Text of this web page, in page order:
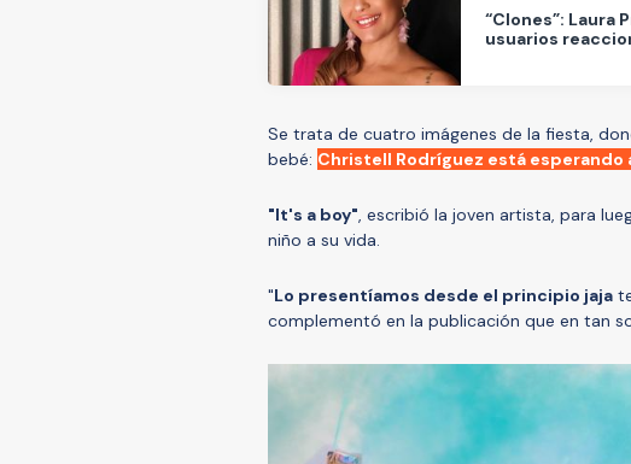
“Clones”: Laura
usuarios
Se trata de cuatro imágenes de la fiesta,
bebé: Christell Rodríguez está esperando
"It's a boy", escribió la joven artista, para
niño a su vida.
"Lo presentíamos desde el principio jaja
complementó en la publicación que en tan